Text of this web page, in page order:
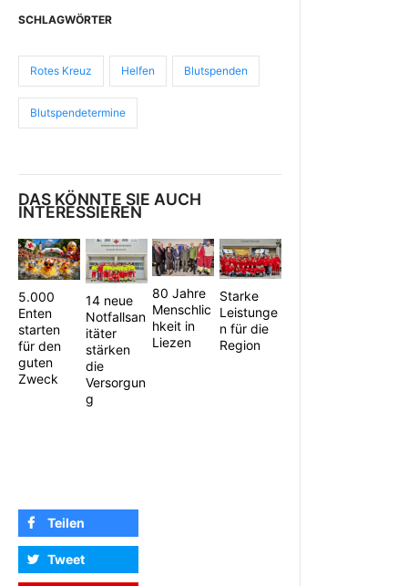
SCHLAGWÖRTER
Rotes Kreuz Helfen Blutspenden
Blutspendetermine
DAS KÖNNTE SIE AUCH
INTERESSIEREN
5.000
Enten
starten
für den
guten
Zweck
14 neue
Notfallsan
itäter
stärken
die
Versorgun
g
80 Jahre
Menschlic
hkeit in
Liezen
Starke
Leistunge
n für die
Region
Teilen
Tweet